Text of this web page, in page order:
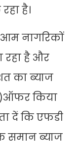
है।
नागरिकों
रहा है और
का ब्याज
किया
दें कि एफडी
समान ब्याज